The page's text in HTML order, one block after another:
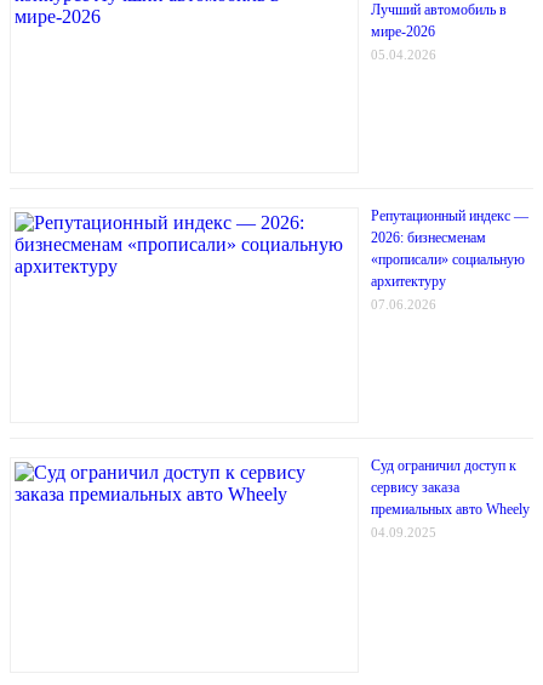
Лучший автомобиль в
мире-2026
05.04.2026
Репутационный индекс —
2026: бизнесменам
«прописали» социальную
архитектуру
07.06.2026
Суд ограничил доступ к
сервису заказа
премиальных авто Wheely
04.09.2025